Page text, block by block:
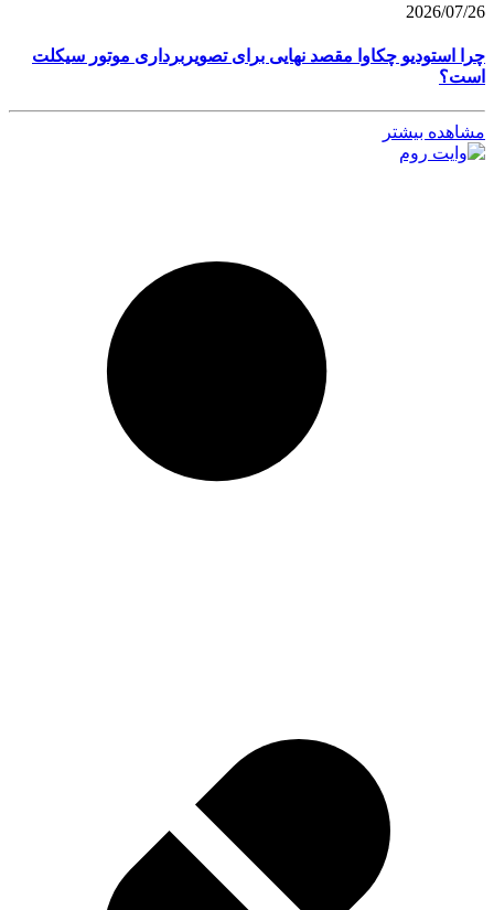
2026/07/26
چرا استودیو چکاوا مقصد نهایی برای تصویربرداری موتور سیکلت
است؟
مشاهده بیشتر